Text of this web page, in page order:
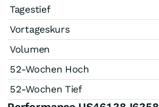
Tagestief
Vortageskurs
Volumen
52-Wochen Hoch
52-Wochen Tief